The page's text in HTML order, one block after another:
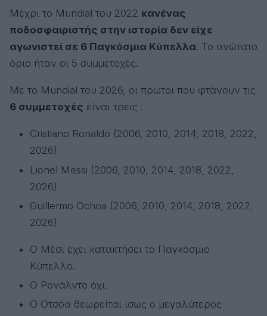
Μέχρι το Mundial του 2022 κανένας
ποδοσφαιριστής στην ιστορία δεν είχε
αγωνιστεί σε 6 Παγκόσμια Κύπελλα. Το ανώτατο
όριο ήταν οι 5 συμμετοχές.
Με το Mundial του 2026, οι πρώτοι που φτάνουν τις
6 συμμετοχές είναι τρεις :
Cristiano Ronaldo (2006, 2010, 2014, 2018, 2022,
2026)
Lionel Messi (2006, 2010, 2014, 2018, 2022,
2026)
Guillermo Ochoa (2006, 2010, 2014, 2018, 2022,
2026)
Ο Μέσι έχει κατακτήσει το Παγκόσμιο
Κύπελλο.
Ο Ρονάλντο όχι.
Ο Οτσόα θεωρείται ίσως ο μεγαλύτερος